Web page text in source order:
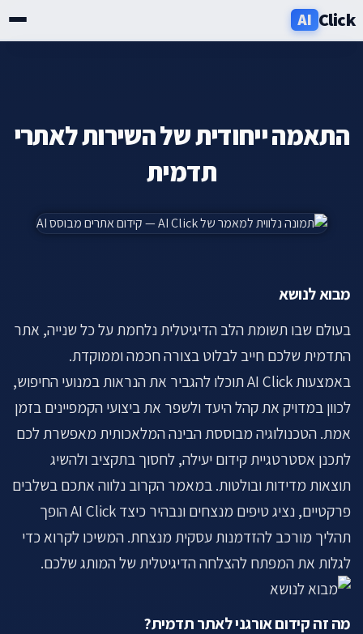
AI Click
מחירון
אודות
ניוזלטר
לתיאום שיחה ←
התאמה ייחודית של השירות לאתרי
תדמית
מבוא לנושא
בעולם שבו תשומת הלב הדיגיטלית נלחמת על כל שנייה, אתר
התדמית שלכם חייב לבלוט בצורה חכמה וממוקדת.
באמצעות AI Click תוכלו להגביר את הנראות במנועי החיפוש,
לכוון במדויק את קהל היעד ולשפר את ביצועי הקמפיינים בזמן
אמת. הטכנולוגיה מבוססת הבינה המלאכותית מאפשרת לכם
לתכנן אסטרטגיית קידום יעילה, לחסוך בתקציב ולהשיג
תוצאות מדידות ובולטות. במאמר הקרוב נלווה אתכם בשלבים
פרקטיים, נציג טיפים מנצחים ונבהיר כיצד AI Click הופך
תהליך מורכב להזדמנות עסקית מנצחת. המשיכו לקרוא כדי
לגלות את המפתח להצלחה הדיגיטלית של המותג שלכם.
מה זה קידום אורגני לאתר תדמית?